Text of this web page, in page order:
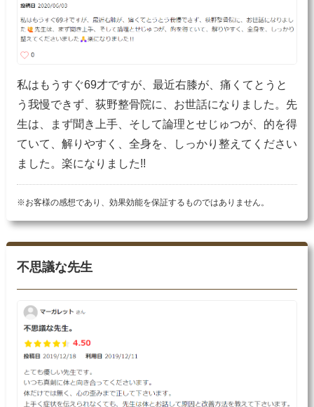
私はもうすぐ69才ですが、最近右膝が、痛くてとうと
う我慢できず、荻野整骨院に、お世話になりました。先
生は、まず聞き上手、そして論理とせじゅつが、的を得
ていて、解りやすく、全身を、しっかり整えてください
ました。楽になりました!!
※お客様の感想であり、効果効能を保証するものではありません。
不思議な先生